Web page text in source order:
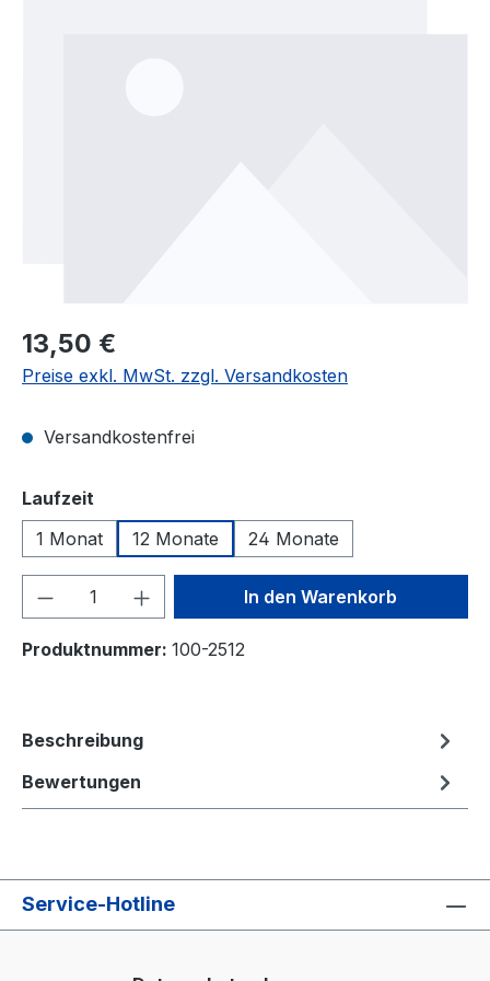
13,50 €
Preise exkl. MwSt. zzgl. Versandkosten
Versandkostenfrei
Laufzeit
1 Monat
12 Monate 24 Monate
Produkt Anzahl: Gib denIn den Warenkorb
Produktnummer: 100-2512
Beschreibung
Bewertungen
Service-Hotline